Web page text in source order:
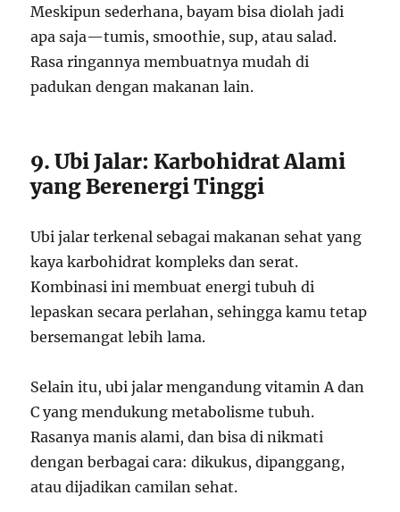
Meskipun sederhana, bayam bisa diolah jadi
apa saja—tumis, smoothie, sup, atau salad.
Rasa ringannya membuatnya mudah di
padukan dengan makanan lain.
9. Ubi Jalar: Karbohidrat Alami
yang Berenergi Tinggi
Ubi jalar terkenal sebagai makanan sehat yang
kaya karbohidrat kompleks dan serat.
Kombinasi ini membuat energi tubuh di
lepaskan secara perlahan, sehingga kamu tetap
bersemangat lebih lama.
Selain itu, ubi jalar mengandung vitamin A dan
C yang mendukung metabolisme tubuh.
Rasanya manis alami, dan bisa di nikmati
dengan berbagai cara: dikukus, dipanggang,
atau dijadikan camilan sehat.